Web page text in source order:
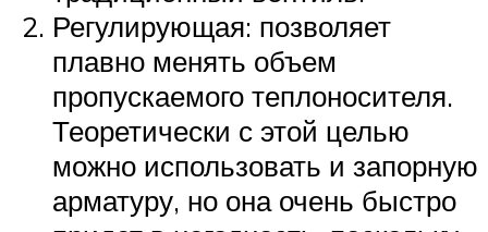
Регулирующая: позволяет
плавно менять объем
пропускаемого теплоносителя.
Теоретически с этой целью
можно использовать и запорную
арматуру, но она очень быстро